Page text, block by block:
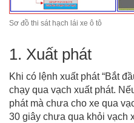
Sơ đồ thi sát hạch lái xe ô tô
1. Xuất phát
Khi có lệnh xuất phát “Bắt
chạy qua vạch xuất phát.
phát mà chưa cho xe qua
30 giây chưa qua khỏi vạch